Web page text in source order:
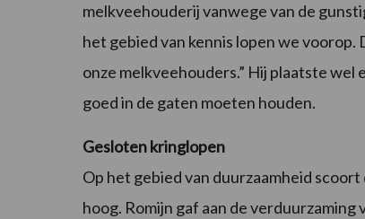
melkveehouderij vanwege van de
het gebied van kennis lopen we voorop.
onze melkveehouders.” Hij plaatste
goed in de gaten moeten houden.
Gesloten kringlopen
Op het gebied van duurzaamheid
hoog. Romijn gaf aan de verduurzaming